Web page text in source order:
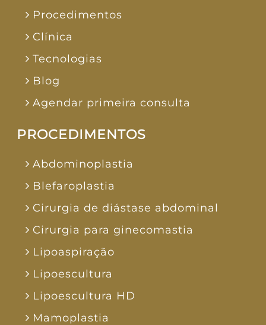
Procedimentos
Clínica
Tecnologias
Blog
Agendar primeira consulta
PROCEDIMENTOS
Abdominoplastia
Blefaroplastia
Cirurgia de diástase abdominal
Cirurgia para ginecomastia
Lipoaspiração
Lipoescultura
Lipoescultura HD
Mamoplastia